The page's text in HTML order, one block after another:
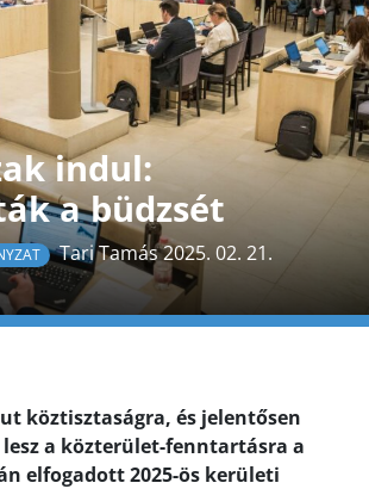
indul:
a büdzsét
Tari Tamás 2025. 02. 21.
köztisztaságra, és jelentősen
a közterület-fenntartásra a
elfogadott 2025-ös kerületi